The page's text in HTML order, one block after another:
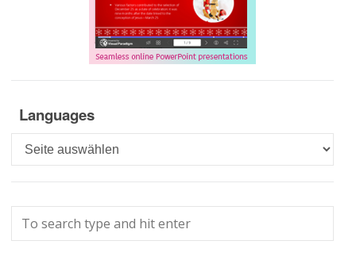
Languages
Languages